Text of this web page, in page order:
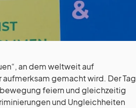
an dem weltweit auf
gemacht wird. Der Tag
feiern und gleichzeitig
und Ungleichheiten